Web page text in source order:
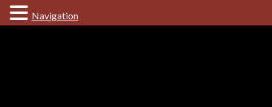
Navigation